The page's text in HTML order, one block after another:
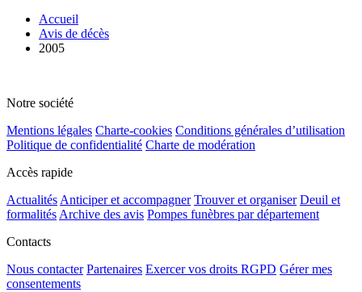
Accueil
Avis de décès
2005
Notre société
Mentions légales Charte-cookies Conditions générales d’utilisation
Politique de confidentialité Charte de modération
Accès rapide
ActualitésAnticiper et accompagner Trouver et organiser Deuil et
formalitésArchive des avis Pompes funèbres par département
Contacts
Nous contacter Partenaires Exercer vos droits RGPD Gérer mes
consentements